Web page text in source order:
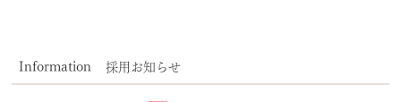
Information採用お知らせ